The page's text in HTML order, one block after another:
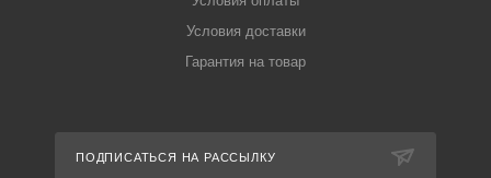
Условия доставки
Гарантия на товар
ПОДПИСАТЬСЯ НА РАССЫЛКУ